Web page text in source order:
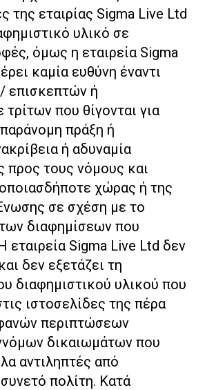
της εταιρίας Sigma Live Ltd
υλικό σε
όμως η εταιρεία Sigma
καμία ευθύνη έναντι
επισκεπτών ή
που θίγονται για
πράξη ή
ή αδυναμία
τους νόμους και
χώρας ή της
σε σχέση με το
διαφημίσεων που
εταιρεία Sigma Live Ltd δεν
δεν εξετάζει τη
διαφημιστικού υλικού που
ιστοσελίδες της πέρα
περιπτώσεων
δικαιωμάτων που
αντιληπτές από
πολίτη. Κατά